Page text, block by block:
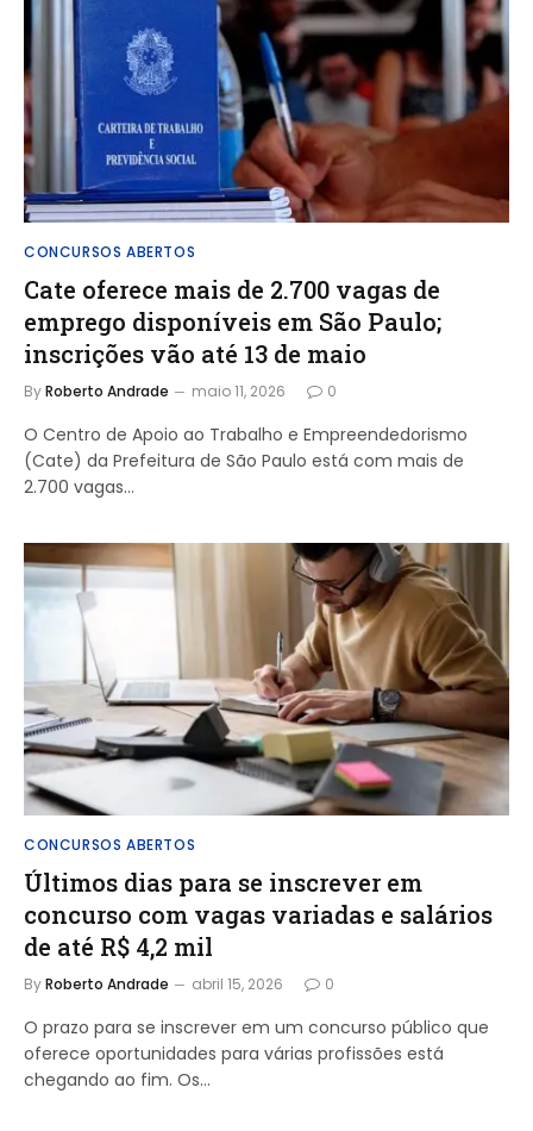
CONCURSOS ABERTOS
Cate oferece mais de 2.700 vagas de
emprego disponíveis em São Paulo;
inscrições vão até 13 de maio
ByRoberto Andrade maio 11, 2026 0
O Centro de Apoio ao Trabalho e Empreendedorismo
(Cate) da Prefeitura de São Paulo está com mais de
2.700 vagas…
CONCURSOS ABERTOS
Últimos dias para se inscrever em
concurso com vagas variadas e salários
de até R$ 4,2 mil
ByRoberto Andrade abril 15, 2026 0
O prazo para se inscrever em um concurso público que
oferece oportunidades para várias profissões está
chegando ao fim. Os…